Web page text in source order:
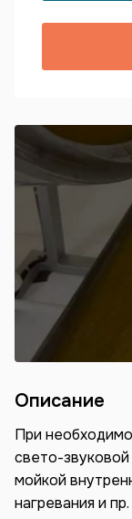
Описание
При
свето-
мойкой
нагревания и